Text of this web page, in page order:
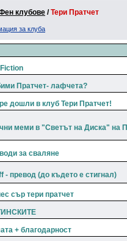
клубове /Тери Пратчет
за клуба
Пратчет- лафчета?
дошли в клуб Тери Пратчет!
меми в "Светът на Диска" на
за сваляне
- превод (до където е стигнал)
сър тери пратчет
+ благодарност